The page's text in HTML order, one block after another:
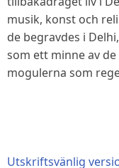
musik, konst och
de begravdes i
som ett minne av
mogulerna som
Utskriftsvänlig